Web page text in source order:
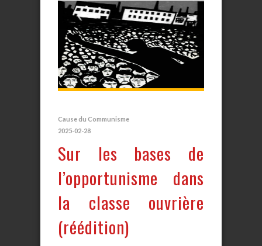
Cause du Communisme
2025-02-28
Sur les bases de
l’opportunisme dans
la classe ouvrière
(réédition)